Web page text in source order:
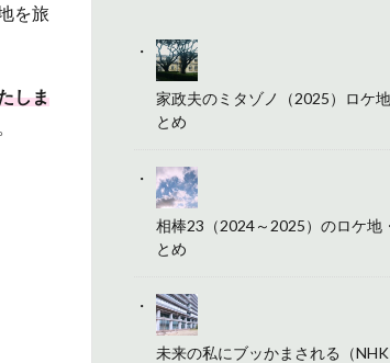
を旅
しま
家政夫のミタゾノ（2025）ロケ
とめ
相棒23（2024～2025）のロケ地
とめ
未来の私にブッかまされる（